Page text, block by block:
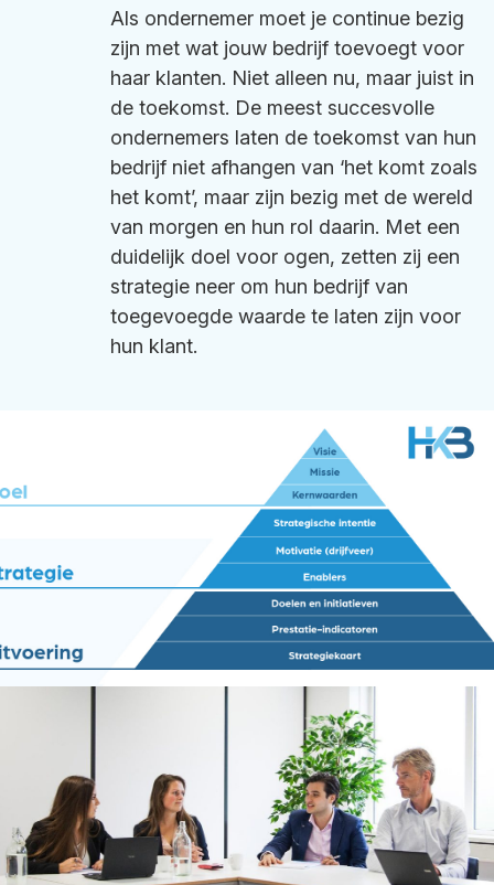
Als ondernemer moet je continue bezig
zijn met wat jouw bedrijf toevoegt voor
haar klanten. Niet alleen nu, maar juist in
de toekomst. De meest succesvolle
ondernemers laten de toekomst van hun
bedrijf niet afhangen van ‘het komt zoals
het komt’, maar zijn bezig met de wereld
van morgen en hun rol daarin. Met een
duidelijk doel voor ogen, zetten zij een
strategie neer om hun bedrijf van
toegevoegde waarde te laten zijn voor
hun klant.